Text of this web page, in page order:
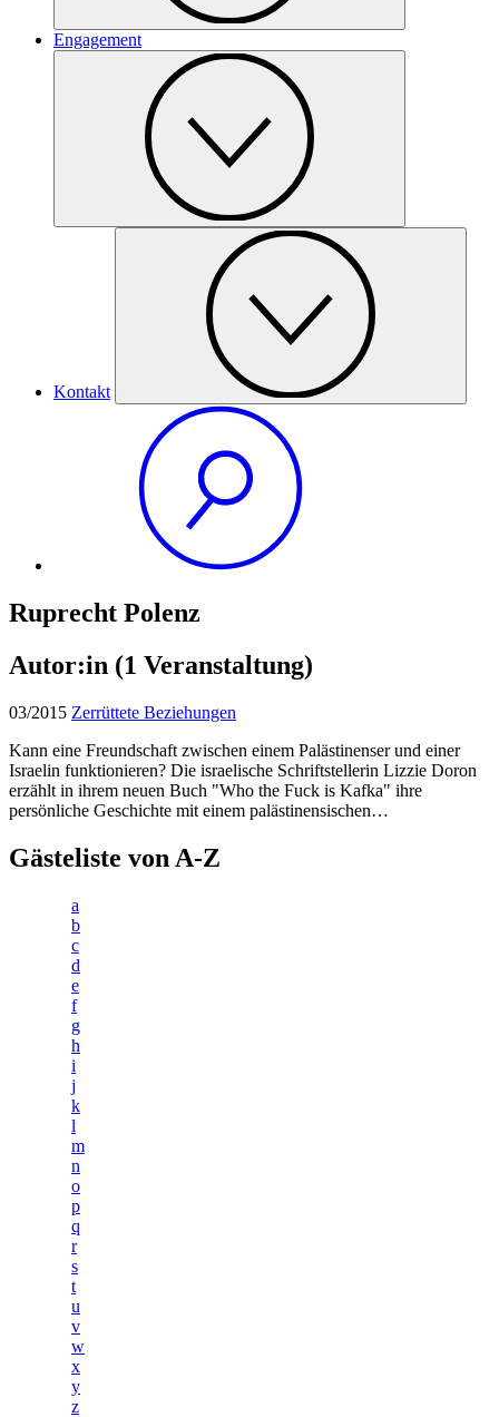
Engagement
Kontakt
Ruprecht Polenz
Autor:in (1 Veranstaltung)
03/2015 Zerrüttete Beziehungen
Kann eine Freundschaft zwischen einem Palästinenser und einer
Israelin funktionieren? Die israelische Schriftstellerin Lizzie Doron
erzählt in ihrem neuen Buch "Who the Fuck is Kafka" ihre
persönliche Geschichte mit einem palästinensischen…
Gästeliste von A-Z
a
b
c
d
e
f
g
h
i
j
k
l
m
n
o
p
q
r
s
t
u
v
w
x
y
z